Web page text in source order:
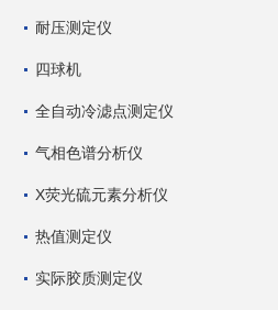
耐压测定仪
四球机
全自动冷滤点测定仪
气相色谱分析仪
X荧光硫元素分析仪
热值测定仪
实际胶质测定仪